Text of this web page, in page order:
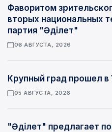
Фаворитом
вторых национальных
партия "Әділет"
06 АВГУСТА, 2026
Крупный град прошел
05 АВГУСТА, 2026
"Әділет" предлагает